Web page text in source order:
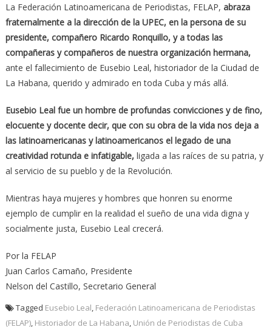
La Federación Latinoamericana de Periodistas, FELAP, abraza
fraternalmente a la dirección de la UPEC, en la persona de su
presidente, compañero Ricardo Ronquillo, y a todas las
compañeras y compañeros de nuestra organización hermana,
ante el fallecimiento de Eusebio Leal, historiador de la Ciudad de
La Habana, querido y admirado en toda Cuba y más allá.
Eusebio Leal fue un hombre de profundas convicciones y de fino,
elocuente y docente decir, que con su obra de la vida nos deja a
las latinoamericanas y latinoamericanos el legado de una
creatividad rotunda e infatigable, ligada a las raíces de su patria, y
al servicio de su pueblo y de la Revolución.
Mientras haya mujeres y hombres que honren su enorme
ejemplo de cumplir en la realidad el sueño de una vida digna y
socialmente justa, Eusebio Leal crecerá.
Por la FELAP
Juan Carlos Camaño, Presidente
Nelson del Castillo, Secretario General
Tagged Eusebio Leal Federación Latinoamericana de Periodistas
(FELAP), Historiador de La Habana Unión de Periodistas de Cuba